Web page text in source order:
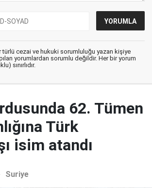
türlü cezai ve hukuki sorumluluğu yazan kişiye
yorumlardan sorumlu değildir. Her bir yorum
sınırlıdır.
62. Tümen
Türk
isim atandı
Suriye